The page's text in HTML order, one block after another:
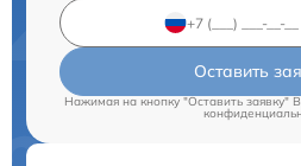
Оставить
Нажимая на кнопку "Оставить заявку"